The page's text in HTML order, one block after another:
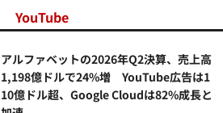
YouTube
アルファベットの2026年Q2決算、売上高
1,198億ドルで24%増 YouTube広告は1
10億ドル超、Google Cloudは82%成長と